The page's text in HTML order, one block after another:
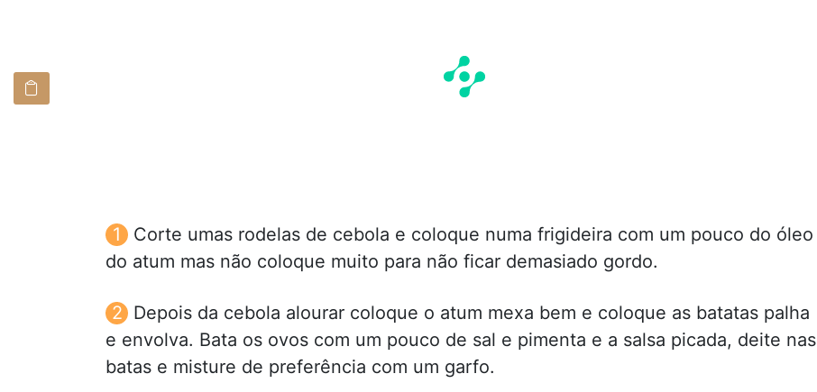
Corte umas rodelas de cebola e coloque numa frigideira com um pouco do óleo
do atum mas não coloque muito para não ficar demasiado gordo.
Depois da cebola alourar coloque o atum mexa bem e coloque as batatas palha
e envolva. Bata os ovos com um pouco de sal e pimenta e a salsa picada, deite nas
batas e misture de preferência com um garfo.